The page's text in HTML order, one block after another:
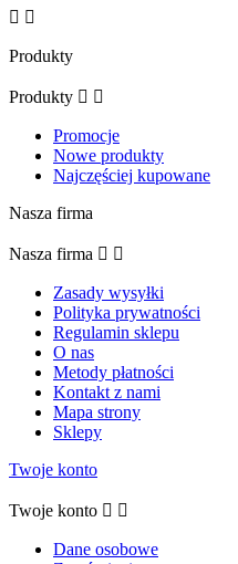
 
Produkty
Produkty  
Promocje
Nowe produkty
Najczęściej kupowane
Nasza firma
Nasza firma  
Zasady wysyłki
Polityka prywatności
Regulamin sklepu
O nas
Metody płatności
Kontakt z nami
Mapa strony
Sklepy
Twoje konto
Twoje konto  
Dane osobowe